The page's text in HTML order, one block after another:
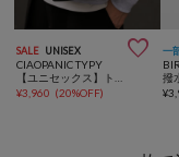
SALE UNISEX 
CIAOPANIC TYPY
¥3,960 (20%OFF)
一
¥